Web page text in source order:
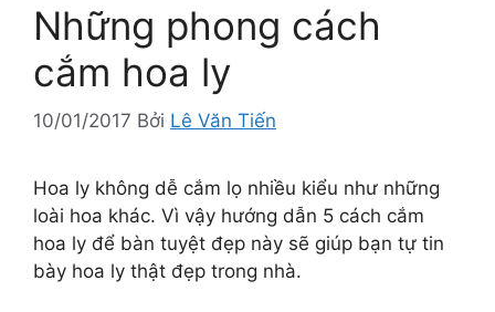
Những phong cách
cắm hoa ly
10/01/2017 Bởi Lê Văn Tiến
Hoa ly không dễ cắm lọ nhiều kiểu như những
loài hoa khác. Vì vậy hướng dẫn 5 cách cắm
hoa ly để bàn tuyệt đẹp này sẽ giúp bạn tự tin
bày hoa ly thật đẹp trong nhà.